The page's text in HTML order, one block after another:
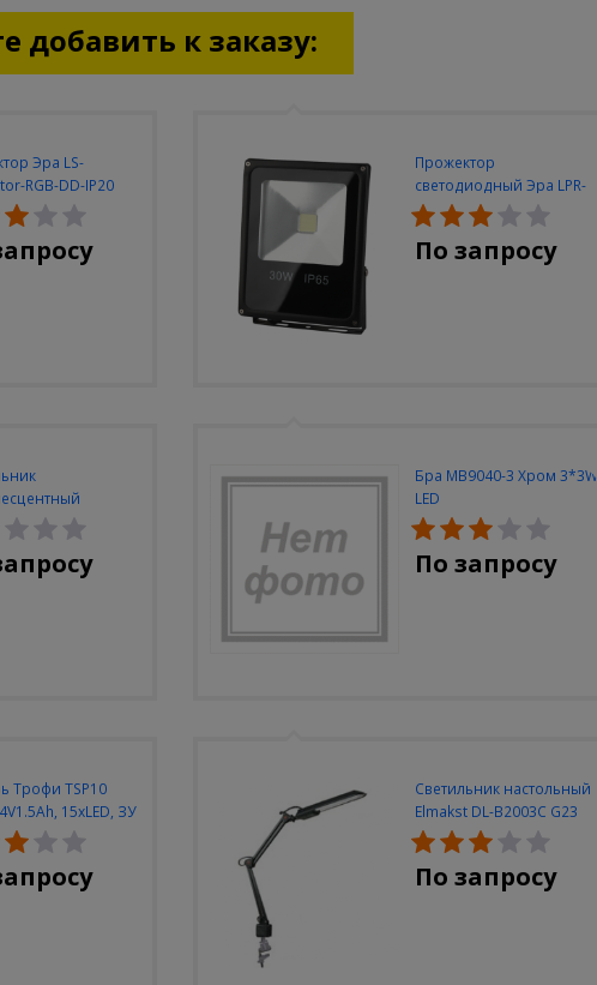
добавить к заказу:
Эра LS-
RGB-DD-IP20
Прожектор
светодиодный Эра LPR-
30W-6500K-M
По запросу
NEL-A2-E130-T4-
Бра MB9040-3 Хром 3*3W
LED
По запросу
Трофи TSP10
15xLED, ЗУ
Светильник настольный
Elmakst DL-B2003C G23
черный струбцина
По запросу